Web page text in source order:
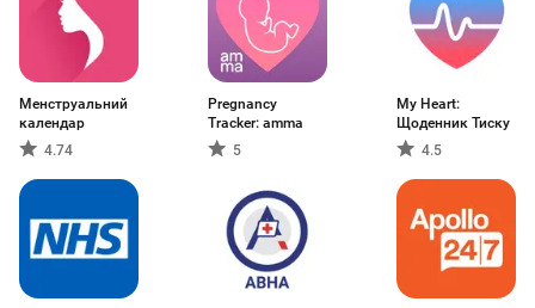
Менструальний
календар
4.74
Pregnancy
Tracker: amma
5
My Heart:
Щоденник Тиску
4.5